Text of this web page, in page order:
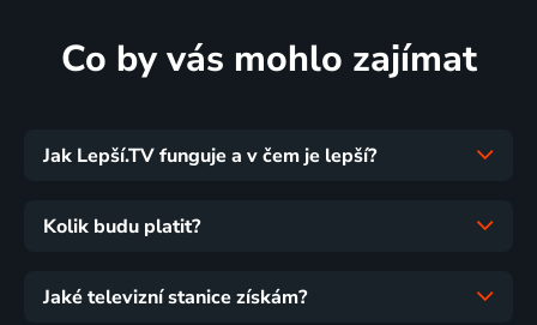
Co by vás mohlo zajímat
Jak Lepší.TV funguje a v čem je lepší?
Kolik budu platit?
Jaké televizní stanice získám?